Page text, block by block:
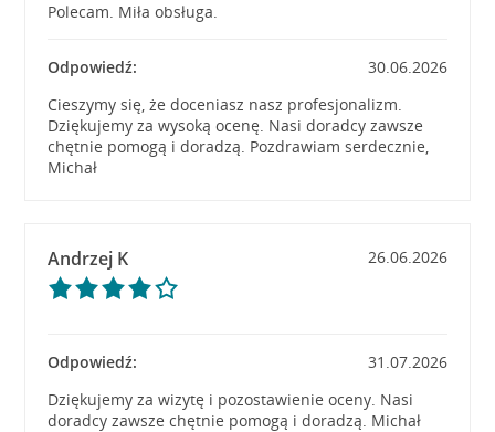
Polecam. Miła obsługa.
Odpowiedź:
30.06.2026
Cieszymy się, że doceniasz nasz profesjonalizm.
Dziękujemy za wysoką ocenę. Nasi doradcy zawsze
chętnie pomogą i doradzą. Pozdrawiam serdecznie,
Michał
Andrzej K 26.06.2026
Odpowiedź:
31.07.2026
Dziękujemy za wizytę i pozostawienie oceny. Nasi
doradcy zawsze chętnie pomogą i doradzą. Michał